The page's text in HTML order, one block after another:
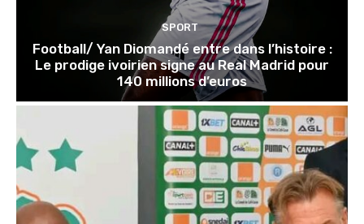
SPORT
Football/ Yan Diomandé entre dans l’histoire :
Le prodige ivoirien signe au Real Madrid pour
140 millions d’euros